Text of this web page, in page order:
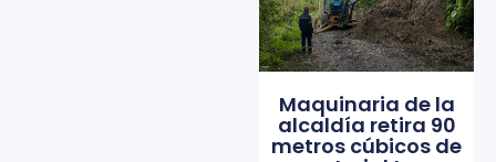
Maquinaria de la
alcaldía retira 90
metros cúbicos de